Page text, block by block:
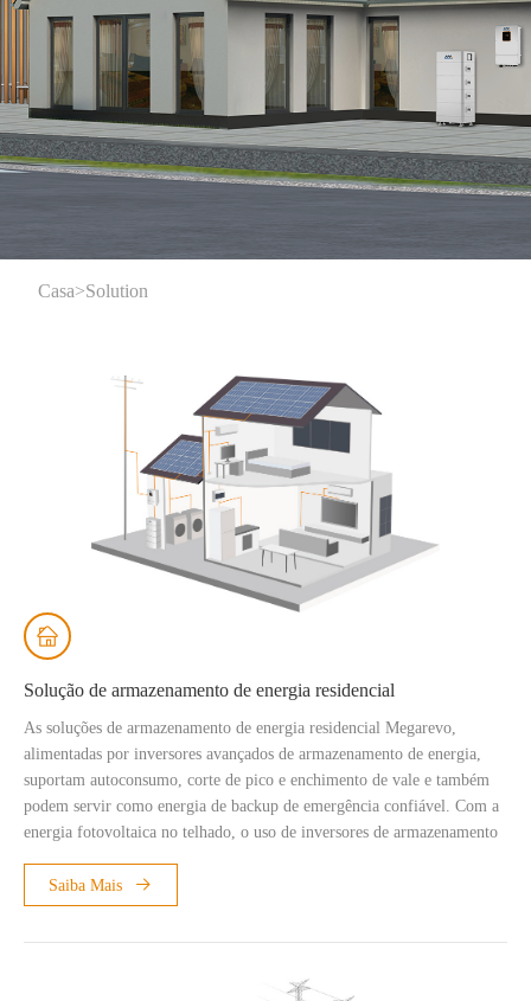
Casa>Solution
Solução de armazenamento de energia residencial
As soluções de armazenamento de energia residencial Megarevo,
alimentadas por inversores avançados de armazenamento de energia,
suportam autoconsumo, corte de pico e enchimento de vale e também
podem servir como energia de backup de emergência confiável. Com a
energia fotovoltaica no telhado, o uso de inversores de armazenamento
usuários. A integração de inversores de armazenamento de energia de
ponta na solução de armazenamento de energia residencial da
Saiba Mais